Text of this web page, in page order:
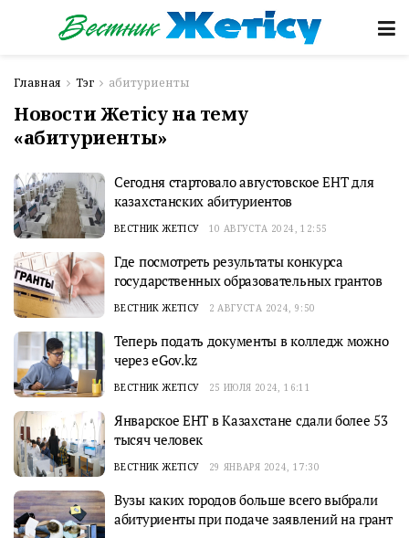
Главная Тэг абитуриенты
Новости Жетісу на тему
«абитуриенты»
Сегодня стартовало августовское ЕНТ для
казахстанских абитуриентов
ВЕСТНИК ЖЕТІСУ 10 АВГУСТА 2024, 12:55
Где посмотреть результаты конкурса
государственных образовательных грантов
ВЕСТНИК ЖЕТІСУ 2 АВГУСТА 2024, 9:50
Теперь подать документы в колледж можно
через eGov.kz
ВЕСТНИК ЖЕТІСУ 25 ИЮЛЯ 2024, 16:11
Январское ЕНТ в Казахстане сдали более 53
тысяч человек
ВЕСТНИК ЖЕТІСУ 29 ЯНВАРЯ 2024, 17:30
Вузы каких городов больше всего выбрали
абитуриенты при подаче заявлений на грант